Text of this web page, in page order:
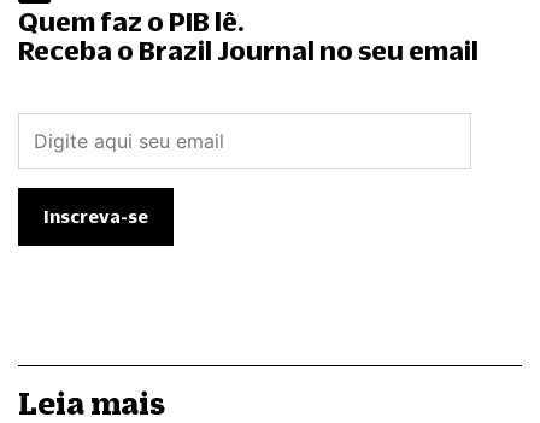
Quem faz o PIB lê.
Receba o Brazil Journal no seu email
Leia mais